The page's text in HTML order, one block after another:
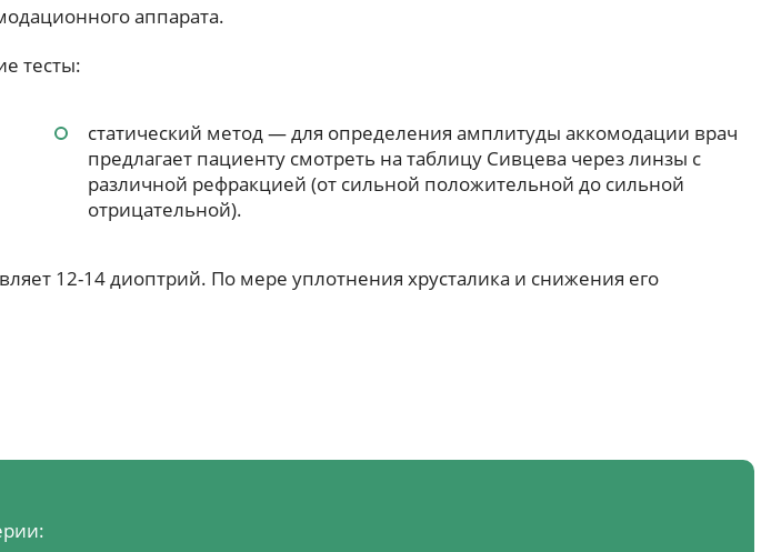
аппарата.
тесты:
статический метод — для определения амплитуды аккомодации врач
предлагает пациенту смотреть на таблицу Сивцева через линзы с
различной рефракцией (от сильной положительной до сильной
отрицательной).
12-14 диоптрий. По мере уплотнения хрусталика и снижения его